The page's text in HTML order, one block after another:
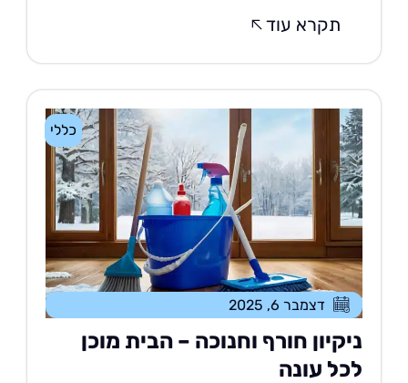
תקרא עוד
כללי
דצמבר 6, 2025
חורף וחנוכה – הבית מוכן
עונה